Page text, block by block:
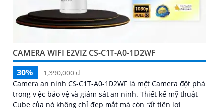
CAMERA WIFI EZVIZ CS-C1T-A0-1D2WF
30%
1,390,000 ₫
Camera an ninh CS-C1T-A0-1D2WF là một Camera đột phá
trong việc bảo vệ và giám sát an ninh. Thiết kế mỹ thuật
Cube của nó không chỉ đẹp mắt mà còn rất tiện lợi